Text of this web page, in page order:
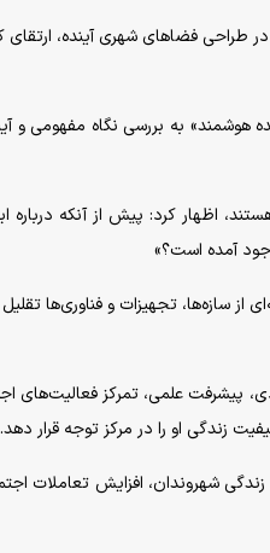
طراحی فضا‌های شهری آینده، ارتقای
هوشمند» به بررسی نگاه مفهومی و
اظهار کرد: پیش از آنکه درباره
آمده است؟»
سازه‌ها، تجهیزات و فناوری‌ها
پیشرفت علمی، تمرکز فعالیت‌های
زندگی او را در مرکز توجه قرار دهد.
شهروندان، افزایش تعاملات